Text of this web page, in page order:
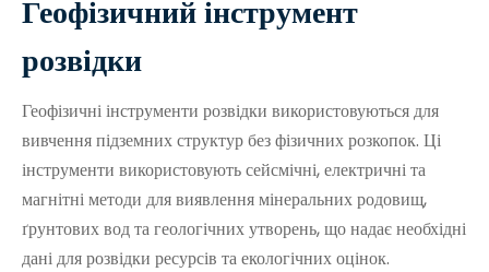
Геофізичний інструмент
розвідки
Геофізичні інструменти розвідки використовуються для
вивчення підземних структур без фізичних розкопок. Ці
інструменти використовують сейсмічні, електричні та
магнітні методи для виявлення мінеральних родовищ,
ґрунтових вод та геологічних утворень, що надає необхідні
дані для розвідки ресурсів та екологічних оцінок.